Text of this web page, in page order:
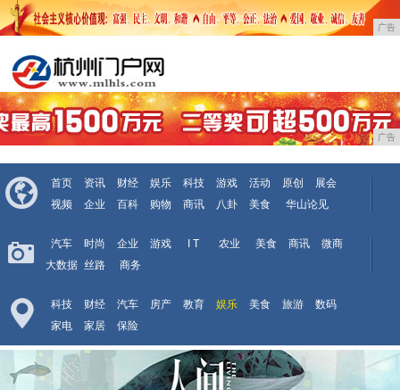
广告
广告
首页 资讯 财经 娱乐 科技 游戏 活动 原创
展会
视频
企业 百科 购物 商讯 八卦 美食 华山论见
汽车 时尚 企业 游戏 I T 农业 美食 商讯
微商
大数据 丝路 商务
科技 财经 汽车 房产 教育 娱乐 美食 旅游
数码
家电
家居 保险